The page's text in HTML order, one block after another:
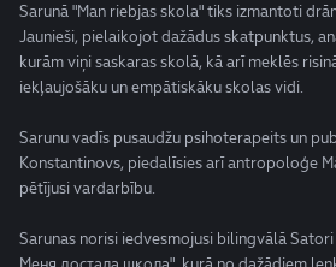
Sarunā "Man riebjas skola" tiks izmantoti
Jaunieši, pielaikojot dažādus skatpunktus,
kurām viņi saskaras skolā, kā arī meklēs
iekļaujošāku un empātiskāku skolas vidi.
Sarunu vadīs pusaudžu psihoterapeits un
Konstantinovs, piedalīsies arī antropoloģe
pētījusi vardarbību.
Sarunas norisi iedvesmojusi bilingvālā